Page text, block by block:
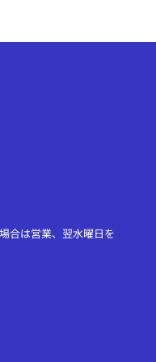
合は営業、翌水曜日を